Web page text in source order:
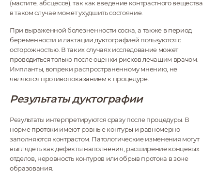
(мастите, абсцессе), так как введение контрастного вещества
в таком случае может ухудшить состояние.
При выраженной болезненности соска, а также в период
беременности и лактации дуктографией пользуются с
осторожностью. В таких случаях исследование может
проводиться только после оценки рисков лечащим врачом.
Импланты, вопреки распространенному мнению, не
являются противопоказанием к процедуре.
Результаты дуктографии
Результаты интерпретируются сразу после процедуры. В
норме протоки имеют ровные контуры и равномерно
заполняются контрастом. Патологические изменения могут
выглядеть как дефекты наполнения, расширение концевых
отделов, неровность контуров или обрыв протока в зоне
образования.